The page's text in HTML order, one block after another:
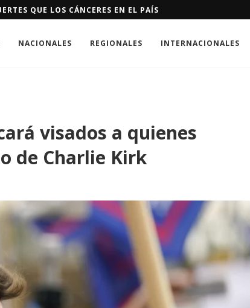
PIDEN CONTROLES EN ÁREAS DEL RÍO NIZAO
NACIONALES REGIONALES INTERNACIONALES
visados a quienes
de Charlie Kirk